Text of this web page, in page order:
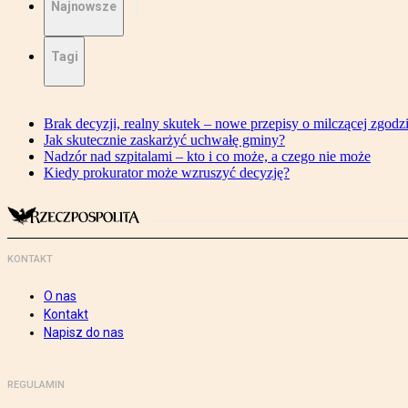
Najnowsze
Tagi
Brak decyzji, realny skutek – nowe przepisy o milczącej
Jak skutecznie zaskarżyć uchwałę gminy?
Nadzór nad szpitalami – kto i co może, a czego nie może
Kiedy prokurator może wzruszyć decyzję?
KONTAKT
O nas
Kontakt
Napisz do nas
REGULAMIN